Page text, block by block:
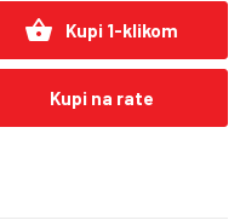
shopping_basket Kupi 1-klikom
Kupi na rate